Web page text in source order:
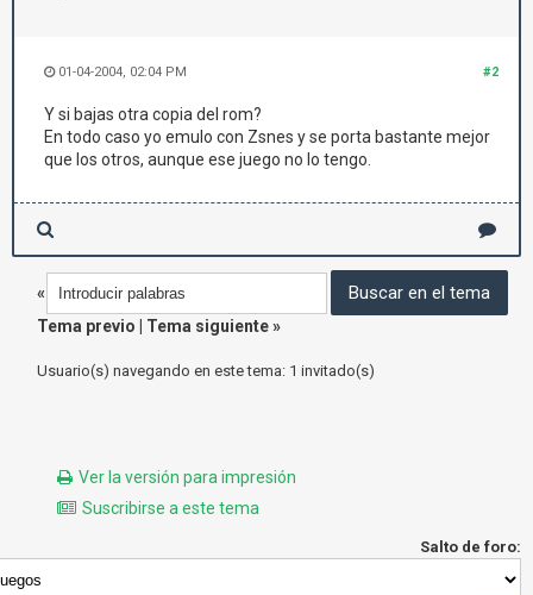
#2
01-04-2004, 02:04 PM
Y si bajas otra copia del rom?
En todo caso yo emulo con Zsnes y se porta bastante mejor
que los otros, aunque ese juego no lo tengo.
«
Tema previo
Tema siguiente»
Usuario(s) navegando en este tema: 1 invitado(s)
Ver la versión para impresión
Suscribirse a este tema
Salto de foro: